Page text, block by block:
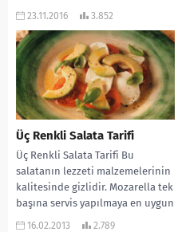
sevmez. Aslında gerçekten
23.11.2016 3.852
Üç Renkli Salata Tarifi
Üç Renkli Salata Tarifi Bu
salatanın lezzeti malzemelerinin
kalitesinde gizlidir. Mozarella tek
başına servis yapılmaya en uygun
peynirlerden biridir. Olgun...
16.02.2013 2.789